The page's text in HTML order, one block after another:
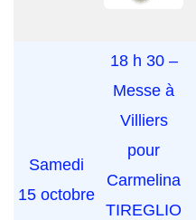
Samedi
15 octobre
18 h 30 –
Messe à
Villiers
pour
Carmelina
TIREGLIO